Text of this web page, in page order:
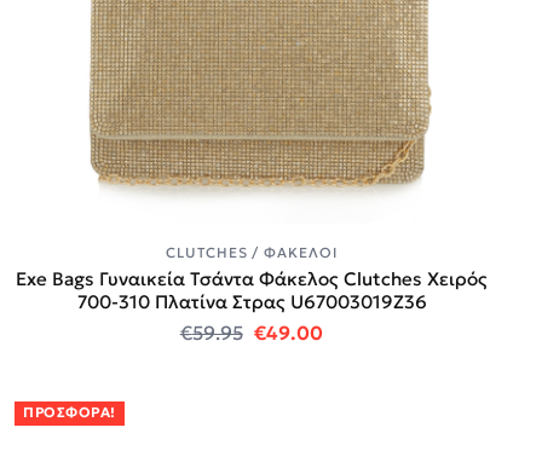
CLUTCHES / ΦΆΚΕΛΟΙ
Exe Bags Γυναικεία Τσάντα Φάκελος Clutches Χειρός
700-310 Πλατίνα Στρας U67003019Z36
€59.95 Original price was: €59.95.
€49.00Η τρέχουσα τιμή
ΠΡΟΣΦΟΡΆ!